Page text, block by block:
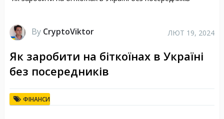
By CryptoViktor ЛЮТ 19, 2024
Як заробити на біткоїнах в Україні
без посередників
ФІНАНСИ